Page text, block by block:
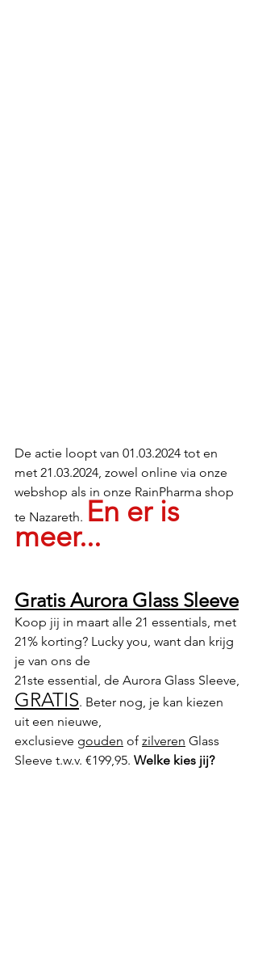
De actie loopt van 01.03.2024 tot en
met 21.03.2024, zowel online via onze
webshop als in onze RainPharma shop
te Nazareth. En er is
meer...
Gratis Aurora Glass Sleeve
Koop jij in maart alle 21 essentials, met
21% korting? Lucky you, want dan krijg
je van ons de
21ste essential, de Aurora Glass Sleeve,
GRATIS. Beter nog, je kan kiezen
uit een nieuwe,
exclusieve gouden of zilveren Glass
Sleeve t.w.v. €199,95. Welke kies jij?